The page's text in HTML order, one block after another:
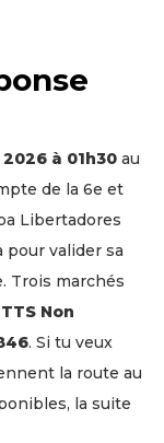
à 01h30 au
de la 6e et
Libertadores
pour valider sa
Trois marchés
Non
. Si tu veux
la route au
la suite